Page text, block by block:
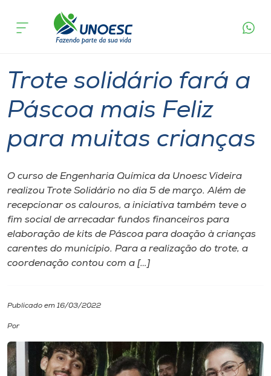
Cursos
Pesquisa
Atendimento ao Estudante
Portal de Ensino
A
Internacionalização
Cultura
acontece
Trote solidário fará a
Páscoa mais Feliz
para muitas crianças
O curso de Engenharia Química da Unoesc Videira
realizou Trote Solidário no dia 5 de março. Além de
recepcionar os calouros, a iniciativa também teve o
fim social de arrecadar fundos financeiros para
elaboração de kits de Páscoa para doação à crianças
carentes do município. Para a realização do trote, a
coordenação contou com a […]
Publicado em 16/03/2022
Por